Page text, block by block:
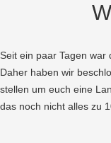
Seit ein paar Tagen
Daher haben wir
stellen um euch eine
das noch nicht alles zu